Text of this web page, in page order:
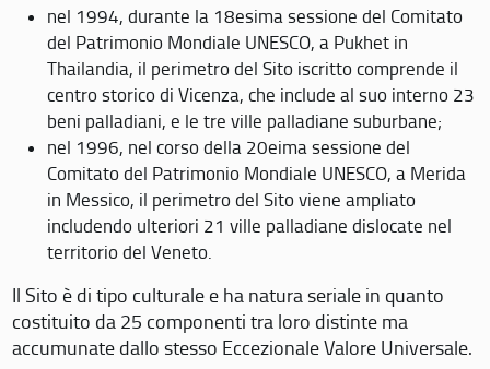
nel 1994, durante la 18esima sessione del Comitato
del Patrimonio Mondiale UNESCO, a Pukhet in
Thailandia, il perimetro del Sito iscritto comprende il
centro storico di Vicenza, che include al suo interno 23
beni palladiani, e le tre ville palladiane suburbane;
nel 1996, nel corso della 20eima sessione del
Comitato del Patrimonio Mondiale UNESCO, a Merida
in Messico, il perimetro del Sito viene ampliato
includendo ulteriori 21 ville palladiane dislocate nel
territorio del Veneto.
Il Sito è di tipo culturale e ha natura seriale in quanto
costituito da 25 componenti tra loro distinte ma
accumunate dallo stesso Eccezionale Valore Universale.